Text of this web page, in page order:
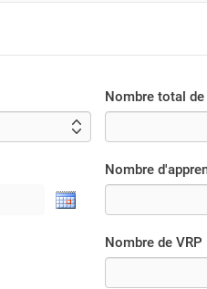
Nombre total
Nombre
Nombre de VRP